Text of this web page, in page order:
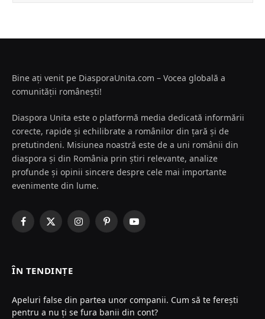
Bine ați venit pe DiasporaUnita.com – Vocea globală a
comunității românești!
Diaspora Unita este o platformă media dedicată informării
corecte, rapide și echilibrate a românilor din țară și de
pretutindeni. Misiunea noastră este de a uni românii din
diaspora și din România prin știri relevante, analize
profunde și opinii sincere despre cele mai importante
evenimente din lume.
Facebook
X
InstagramPinterestYouTube
ÎN TENDINȚE
Apeluri false din partea unor companii. Cum să te ferești
pentru a nu ți se fura banii din cont?